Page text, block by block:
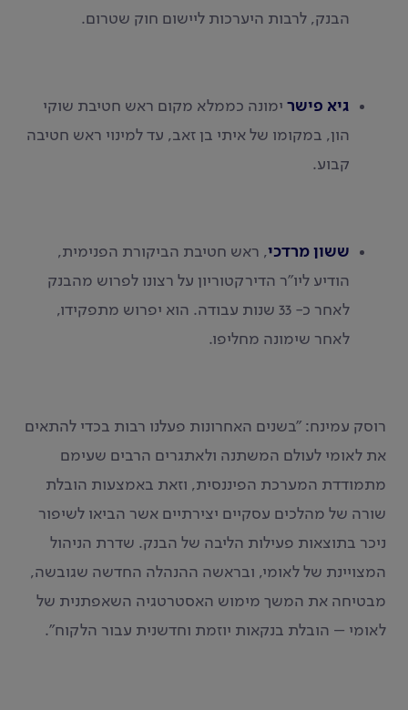
הבנק, לרבות היערכות ליישום חוק שטרום.
גיא פישר ימונה כממלא מקום ראש חטיבת שוקי
הון, במקומו של איתי בן זאב, עד למינוי ראש חטיבה
קבוע.
ששון מרדכי, ראש חטיבת הביקורת הפנימית,
הודיע ליו"ר הדירקטוריון על רצונו לפרוש מהבנק
לאחר כ- 33 שנות עבודה. הוא יפרוש מתפקידו,
לאחר שימונה מחליפו.
רוסק עמינח: "בשנים האחרונות פעלנו רבות בכדי להתאים
את לאומי לעולם המשתנה ולאתגרים הרבים שעימם
מתמודדת המערכת הפיננסית, וזאת באמצעות הובלת
שורה של מהלכים עסקיים יצירתיים אשר הביאו לשיפור
ניכר בתוצאות פעילות הליבה של הבנק. שדרת הניהול
המצויינת של לאומי, ובראשה ההנהלה החדשה שגובשה,
מבטיחה את המשך מימוש האסטרטגיה השאפתנית של
לאומי – הובלת בנקאות יוזמת וחדשנית עבור הלקוח".